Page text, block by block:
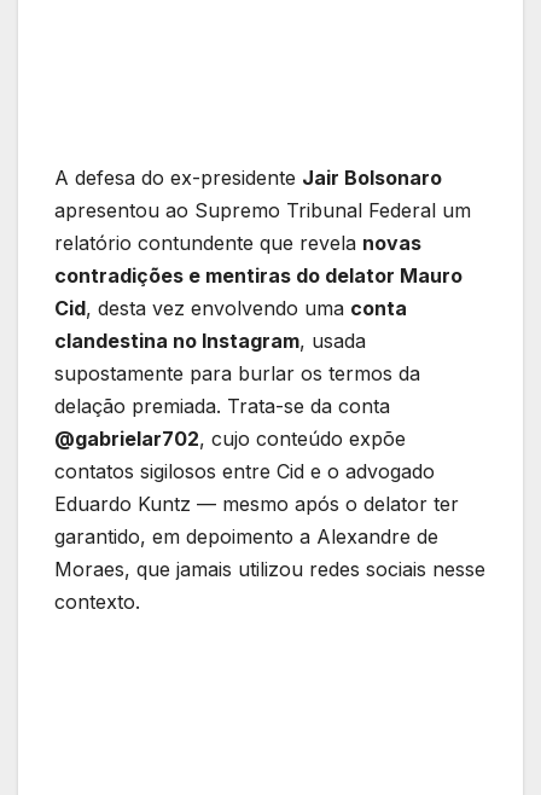
A defesa do ex-presidente Jair Bolsonaro
apresentou ao Supremo Tribunal Federal um
relatório contundente que revela novas
contradições e mentiras do delator Mauro
Cid, desta vez envolvendo uma conta
clandestina no Instagram, usada
supostamente para burlar os termos da
delação premiada. Trata-se da conta
@gabrielar702, cujo conteúdo expõe
contatos sigilosos entre Cid e o advogado
Eduardo Kuntz — mesmo após o delator ter
garantido, em depoimento a Alexandre de
Moraes, que jamais utilizou redes sociais nesse
contexto.